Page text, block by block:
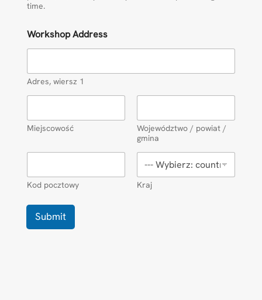
time.
Workshop Address
Adres, wiersz 1
Miejscowość
Województwo / powiat /
gmina
Kod pocztowy Kraj
Submit